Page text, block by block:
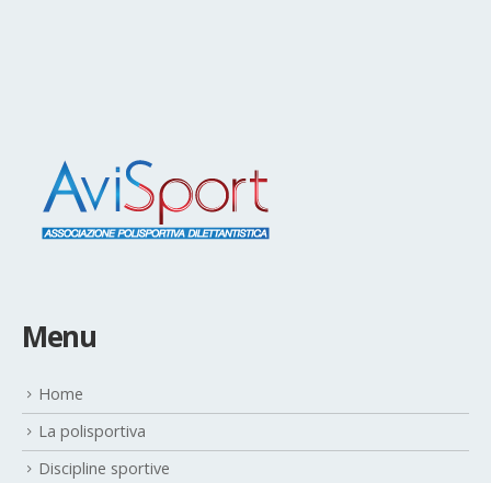
Menu
Home
La polisportiva
Discipline sportive